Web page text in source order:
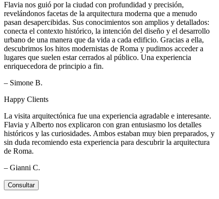
Flavia nos guió por la ciudad con profundidad y precisión,
revelándonos facetas de la arquitectura moderna que a menudo
pasan desapercibidas. Sus conocimientos son amplios y detallados:
conecta el contexto histórico, la intención del diseño y el desarrollo
urbano de una manera que da vida a cada edificio. Gracias a ella,
descubrimos los hitos modernistas de Roma y pudimos acceder a
lugares que suelen estar cerrados al público. Una experiencia
enriquecedora de principio a fin.
– Simone B.
Happy Clients
La visita arquitectónica fue una experiencia agradable e interesante.
Flavia y Alberto nos explicaron con gran entusiasmo los detalles
históricos y las curiosidades. Ambos estaban muy bien preparados, y
sin duda recomiendo esta experiencia para descubrir la arquitectura
de Roma.
– Gianni C.
Consultar